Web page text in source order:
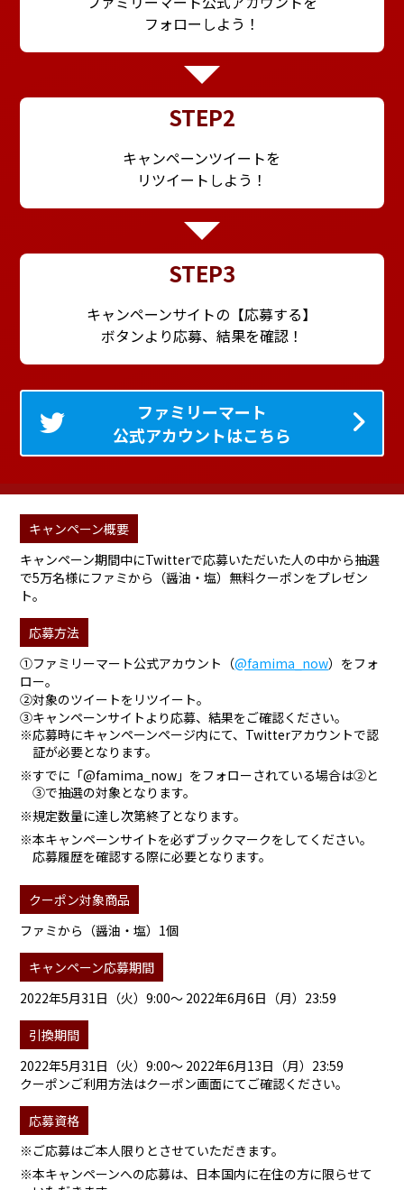
フォローしよう！
STEP2
キャンペーンツイートを
リツイートしよう！
STEP3
キャンペーンサイトの【応募する】
ボタンより応募、結果を確認！
ファミリーマート
公式アカウントはこちら
キャンペーン概要
キャンペーン期間中にTwitterで応募いただいた人の中から抽選
で5万名様にファミから（醤油・塩）無料クーポンをプレゼン
ト。
応募方法
①ファミリーマート公式アカウント（@famima_now）をフォ
ロー。
②対象のツイートをリツイート。
③キャンペーンサイトより応募、結果をご確認ください。
※応募時にキャンペーンページ内にて、Twitterアカウントで認
証が必要となります。
※すでに「@famima_now」をフォローされている場合は②と
③で抽選の対象となります。
※規定数量に達し次第終了となります。
※本キャンペーンサイトを必ずブックマークをしてください。
応募履歴を確認する際に必要となります。
クーポン対象商品
ファミから（醤油・塩）1個
キャンペーン応募期間
2022年5月31日（火）9:00～ 2022年6月6日（月）23:59
引換期間
2022年5月31日（火）9:00～ 2022年6月13日（月）23:59
クーポンご利用方法はクーポン画面にてご確認ください。
応募資格
※ご応募はご本人限りとさせていただきます。
※本キャンペーンへの応募は、日本国内に在住の方に限らせて